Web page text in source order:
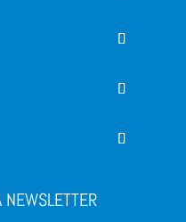
NEWSLETTER